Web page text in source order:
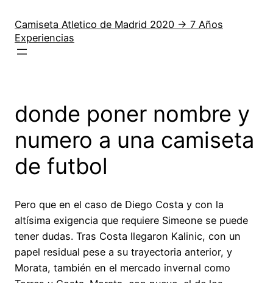
contenido
Camiseta Atletico de Madrid 2020 → 7 Años
Experiencias
donde poner nombre y
numero a una camiseta
de futbol
Pero que en el caso de Diego Costa y con la
altísima exigencia que requiere Simeone se puede
tener dudas. Tras Costa llegaron Kalinic, con un
papel residual pese a su trayectoria anterior, y
Morata, también en el mercado invernal como